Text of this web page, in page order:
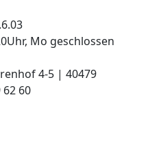
Mo geschlossen
4-5 | 40479
60